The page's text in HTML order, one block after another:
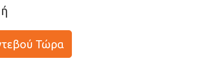
ή
Τώρα